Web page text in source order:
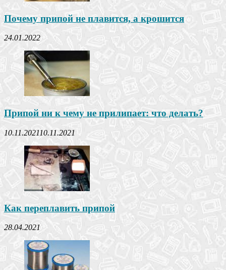
Почему припой не плавится, а крошится
24.01.2022
Припой ни к чему не прилипает: что делать?
10.11.202110.11.2021
Как переплавить припой
28.04.2021